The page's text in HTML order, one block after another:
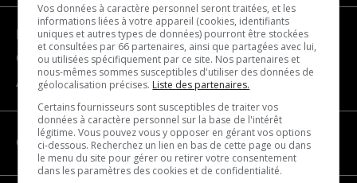
Become a partner
Contact us
About us
CATEGORIES
Vos données à caractère personnel seront traitées, et les
informations liées à votre appareil (cookies, identifiants
uniques et autres types de données) pourront être stockées
et consultées par 66 partenaires, ainsi que partagées avec lui,
ou utilisées spécifiquement par ce site. Nos partenaires et
nous-mêmes sommes susceptibles d'utiliser des données de
géolocalisation précises. Liste des partenaires.
Certains fournisseurs sont susceptibles de traiter vos
données à caractère personnel sur la base de l'intérêt
légitime. Vous pouvez vous y opposer en gérant vos options
ci-dessous. Recherchez un lien en bas de cette page ou dans
le menu du site pour gérer ou retirer votre consentement
dans les paramètres des cookies et de confidentialité.